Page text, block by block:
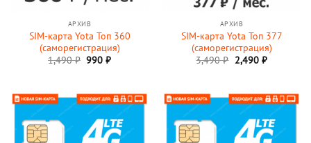
АРХИВ
SIM-карта Yota Топ 360
(саморегистрация)
1,490₽ Первоначальная
990₽Текущая
АРХИВ
SIM-карта Yota Топ 377
(саморегистрация)
3,490₽ Первоначальная
цена
2,490 ₽Текущая